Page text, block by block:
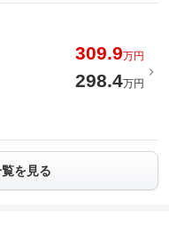
309.9万円
298.4万円
を見る